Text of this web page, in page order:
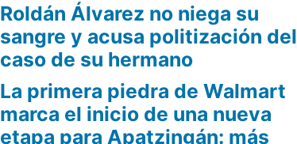
Roldán Álvarez no niega su
sangre y acusa politización del
caso de su hermano
La primera piedra de Walmart
marca el inicio de una nueva
etapa para Apatzingán: más